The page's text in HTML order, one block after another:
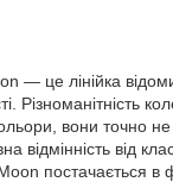
— це лінійка
Різноманітність
вони точно
відмінність від
постачається